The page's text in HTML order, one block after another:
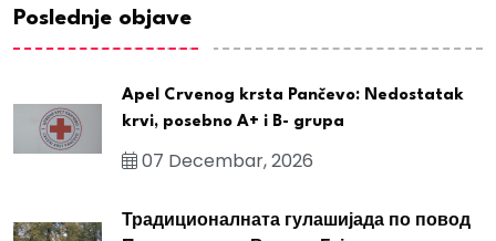
Poslednje objave
Apel Crvenog krsta Pančevo: Nedostatak
krvi, posebno A+ i B- grupa
07 Decembar, 2026
Традиционалната гулашијада по повод